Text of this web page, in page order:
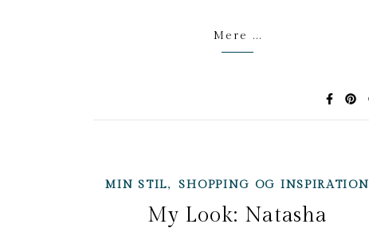
Mere ...
MIN STIL,SHOPPING OG INSPIRATION
My Look: Natasha